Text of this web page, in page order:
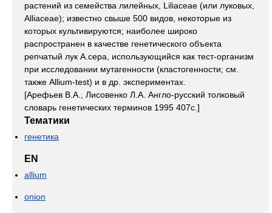
растений из семейства лилейных, Liliaceae (или луковых,
Alliaceae); известно свыше 500 видов, некоторые из
которых культивируются; наиболее широко
распространен в качестве генетического объекта
репчатый лук A.cepa, использующийся как тест-организм
при исследовании мутагенности (кластогенности; см.
также Allium-test) и в др. экспериментах.
[Арефьев В.А., Лисовенко Л.А. Англо-русский толковый
словарь генетических терминов 1995 407с.]
Тематики
генетика
EN
allium
onion